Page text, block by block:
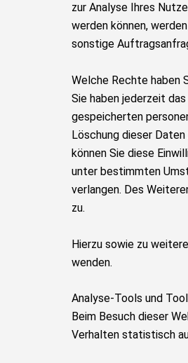
zur Analyse Ihres
werden können,
sonstige
Welche Rechte haben
Sie haben jederzeit
gespeicherten
Löschung dieser
können Sie diese
unter bestimmten
verlangen. Des
zu.
Hierzu sowie zu
wenden.
Analyse-Tools und
Beim Besuch dieser
Verhalten statistisch